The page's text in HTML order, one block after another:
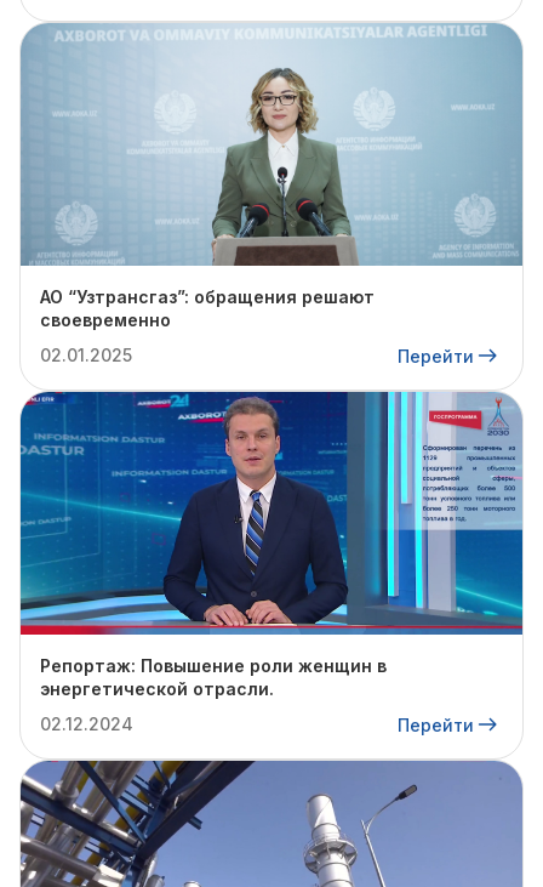
АО “Узтрансгаз”: обращения решают
своевременно
02.01.2025
Перейти
Репортаж: Повышение роли женщин в
энергетической отрасли.
02.12.2024
Перейти